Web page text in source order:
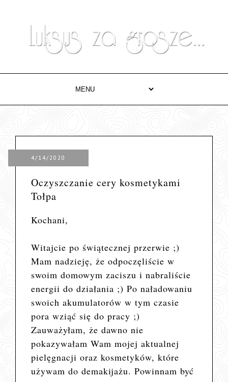
4/14/2020
Oczyszczanie cery kosmetykami
Tołpa
Kochani,
Witajcie po świątecznej przerwie ;)
Mam nadzieję, że odpoczęliście w
swoim domowym zaciszu i nabraliście
energii do działania ;) Po naładowaniu
swoich akumulatorów w tym czasie
pora wziąć się do pracy ;)
Zauważyłam, że dawno nie
pokazywałam Wam mojej aktualnej
pielęgnacji oraz kosmetyków, które
używam do demakijażu. Powinnam być